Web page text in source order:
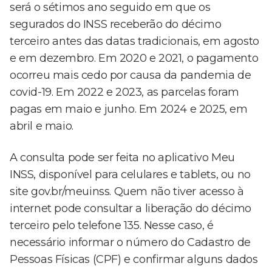
será o sétimos ano seguido em que os
segurados do INSS receberão do décimo
terceiro antes das datas tradicionais, em agosto
e em dezembro. Em 2020 e 2021, o pagamento
ocorreu mais cedo por causa da pandemia de
covid-19. Em 2022 e 2023, as parcelas foram
pagas em maio e junho. Em 2024 e 2025, em
abril e maio.
A consulta pode ser feita no aplicativo Meu
INSS, disponível para celulares e tablets, ou no
site gov.br/meuinss. Quem não tiver acesso à
internet pode consultar a liberação do décimo
terceiro pelo telefone 135. Nesse caso, é
necessário informar o número do Cadastro de
Pessoas Físicas (CPF) e confirmar alguns dados